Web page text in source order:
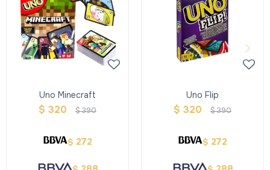
Uno Minecraft
$ 320 $390
$ 272
Uno Flip
$ 320 $390
$ 272